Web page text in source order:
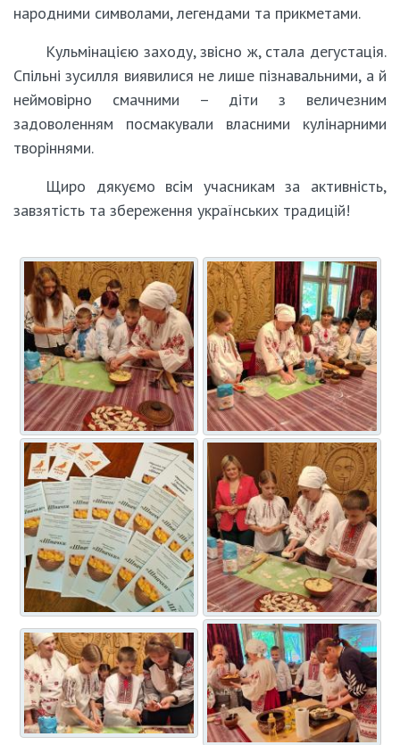
народними символами, легендами та прикметами.
Кульмінацією заходу, звісно ж, стала дегустація.
Спільні зусилля виявилися не лише пізнавальними, а й
неймовірно смачними – діти з величезним
задоволенням посмакували власними кулінарними
творіннями.
Щиро дякуємо всім учасникам за активність,
завзятість та збереження українських традицій!